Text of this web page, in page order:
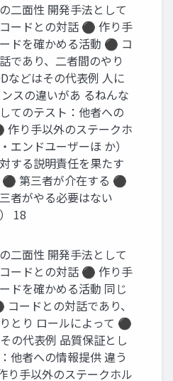
二面性 開発手法として
ードとの対話 ⚫ 作り手
ドを確かめる活動 ⚫ コ
であり、二者間のやり
などはその代表例 人に
スの違いがあ るねんな
てのテスト：他者への
作り手以外のステークホ
エンドユーザーほ か）
する説明責任を果たす
⚫ 第三者が介在する ⚫
者がやる必要はない
18
二面性 開発手法として
ードとの対話 ⚫ 作り手
ドを確かめる活動 同じ
ードとの対話であり、
とり ロールによって ⚫
の代表例 品質保証とし
他者への情報提供 違う
り手以外のステークホル